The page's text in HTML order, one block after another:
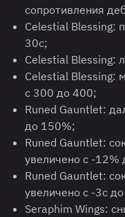
сопротивления
Celestial Blessing:
30с;
Celestial Blessing:
Celestial Blessing:
с 300 до 400;
Runed Gauntlet:
до 150%;
Runed Gauntlet:
увеличено с -12%
Runed Gauntlet:
увеличено с -3с
Seraphim Wings: